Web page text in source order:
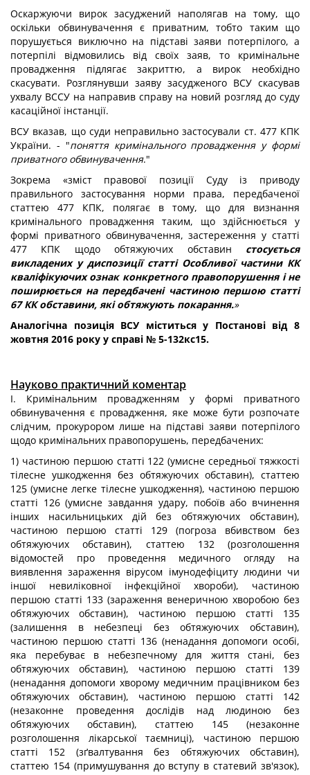
Оскаржуючи вирок засуджений наполягав на тому, що
оскільки обвинувачення є приватним, тобто таким що
порушується виключно на підставі заяви потерпілого, а
потерпілі відмовились від своїх заяв, то кримінальне
провадження підлягає закриттю, а вирок необхідно
скасувати. Розглянувши заяву засудженого ВСУ скасував
ухвалу ВССУ на направив справу на новий розгляд до суду
касаційної інстанції.
ВСУ вказав, що суди неправильно застосували ст. 477 КПК
України. - "поняття кримінального провадження у формі
приватного обвинувачення."
Зокрема «зміст правової позиції Суду із приводу
правильного застосування норми права, передбаченої
статтею 477 КПК, полягає в тому, що для визнання
кримінального провадження таким, що здійснюється у
формі приватного обвинувачення, застереження у статті
477 КПК щодо обтяжуючих обставин стосується
викладених у диспозиції статті Особливої частини КК
кваліфікуючих ознак конкретного правопорушення і не
поширюється на передбачені частиною першою статті
67 КК обставини, які обтяжують покарання.»
Аналогічна позиція ВСУ міститься у Постанові від 8
жовтня 2016 року у справі № 5-132кс15.
Науково практичний коментар
І. Кримінальним провадженням у формі приватного
обвинувачення є провадження, яке може бути розпочате
слідчим, прокурором лише на підставі заяви потерпілого
щодо кримінальних правопорушень, передбачених:
1) частиною першою статті 122 (умисне середньої тяжкості
тілесне ушкодження без обтяжуючих обставин), статтею
125 (умисне легке тілесне ушкодження), частиною першою
статті 126 (умисне завдання удару, побоїв або вчинення
інших насильницьких дій без обтяжуючих обставин),
частиною першою статті 129 (погроза вбивством без
обтяжуючих обставин), статтею 132 (розголошення
відомостей про проведення медичного огляду на
виявлення зараження вірусом імунодефіциту людини чи
іншої невиліковної інфекційної хвороби), частиною
першою статті 133 (зараження венеричною хворобою без
обтяжуючих обставин), частиною першою статті 135
(залишення в небезпеці без обтяжуючих обставин),
частиною першою статті 136 (ненадання допомоги особі,
яка перебуває в небезпечному для життя стані, без
обтяжуючих обставин), частиною першою статті 139
(ненадання допомоги хворому медичним працівником без
обтяжуючих обставин), частиною першою статті 142
(незаконне проведення дослідів над людиною без
обтяжуючих обставин), статтею 145 (незаконне
розголошення лікарської таємниці), частиною першою
статті 152 (зґвалтування без обтяжуючих обставин),
статтею 154 (примушування до вступу в статевий зв'язок),